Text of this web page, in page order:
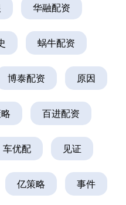
华融配资
蜗牛配资
博泰配资 原因
百进配资
车优配 见证
亿策略 事件